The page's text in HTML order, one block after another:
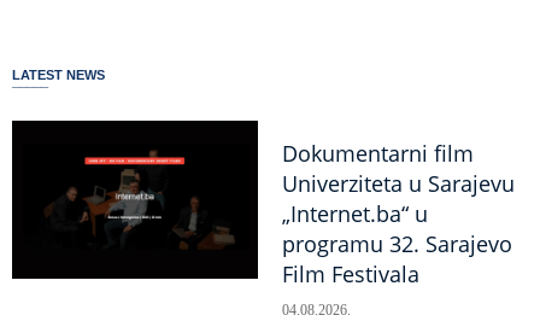
LATEST NEWS
Dokumentarni film
Univerziteta u Sarajevu
„Internet.ba“ u
programu 32. Sarajevo
Film Festivala
04.08.2026.